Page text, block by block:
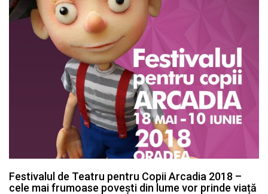
Festivalul de Teatru pentru Copii Arcadia 2018 –
cele mai frumoase povești din lume vor prinde viață